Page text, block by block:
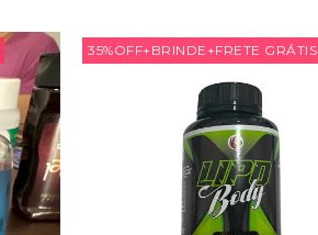
35%OFF+BRINDE+FRETE GRÁTIS